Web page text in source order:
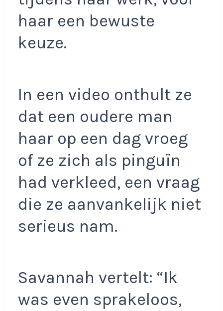
haar een bewuste
keuze.
In een video onthult ze
dat een oudere man
haar op een dag vroeg
of ze zich als pinguïn
had verkleed, een vraag
die ze aanvankelijk niet
serieus nam.
Savannah vertelt: “Ik
was even sprakeloos,